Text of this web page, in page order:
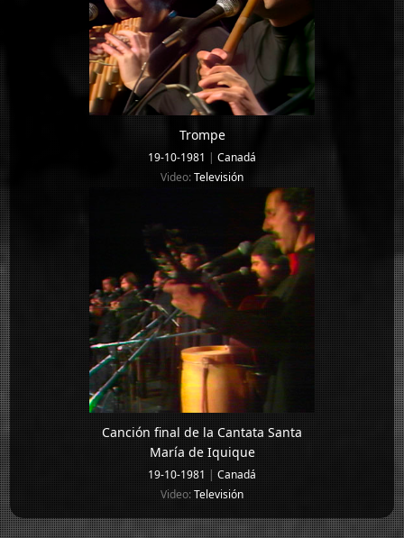
Trompe
19-10-1981 | Canadá
Video:Televisión
Canción final de la Cantata Santa
María de Iquique
19-10-1981 | Canadá
Video: Televisión